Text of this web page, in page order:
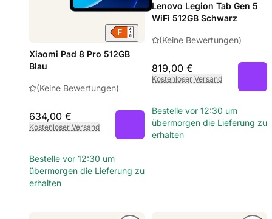
Xiaomi Pad 8 Pro 512GB
Blau
(Keine Bewertungen)
634,00 €
Kostenloser Versand
Bestelle vor 12:30 um
übermorgen die Lieferung zu
erhalten
Lenovo Legion Tab Gen 5
WiFi 512GB Schwarz
(Keine Bewertungen)
819,00 €
Kostenloser Versand
Bestelle vor 12:30 um
übermorgen die Lieferung zu
erhalten